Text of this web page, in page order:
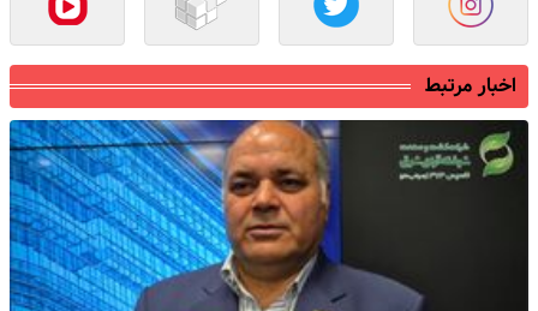
اخبار مرتبط